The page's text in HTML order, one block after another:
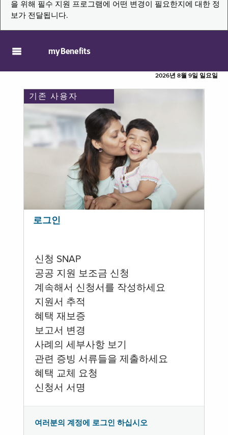
을 위해 필수 지원 프로그램에 어떤 변경이 필요한지에 대한 정
보가 전달됩니다.
myBenefits
2026년 8월 9일 일요일
기존 사용자
로그인
신청 SNAP
공공 지원 보조금 신청
계속해서 신청서를 작성하세요
지원서 추적
혜택 재보증
보고서 변경
사례의 세부사항 보기
관련 증빙 서류들을 제출하세요
혜택 교체 요청
신청서 서명
여러분의 계정에 로그인 하십시오